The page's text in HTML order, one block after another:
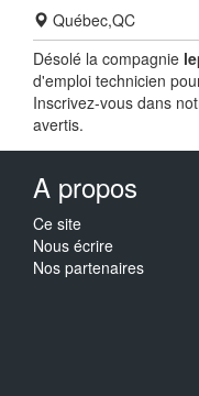
Québec,QC
Désolé la compagnie
d'emploi technicien
Inscrivez-vous dans
avertis.
A propos
Ce site
Nous écrire
Nos partenaires